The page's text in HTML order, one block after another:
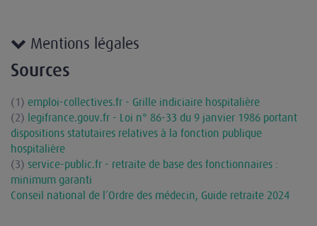
Mentions légales
Sources
(1) emploi-collectives.fr - Grille indiciaire hospitalière
(2) legifrance.gouv.fr - Loi n° 86-33 du 9 janvier 1986 portant
dispositions statutaires relatives à la fonction publique
hospitalière
(3) service-public.fr - retraite de base des fonctionnaires :
minimum garanti
Conseil national de l’Ordre des médecin, Guide retraite 2024